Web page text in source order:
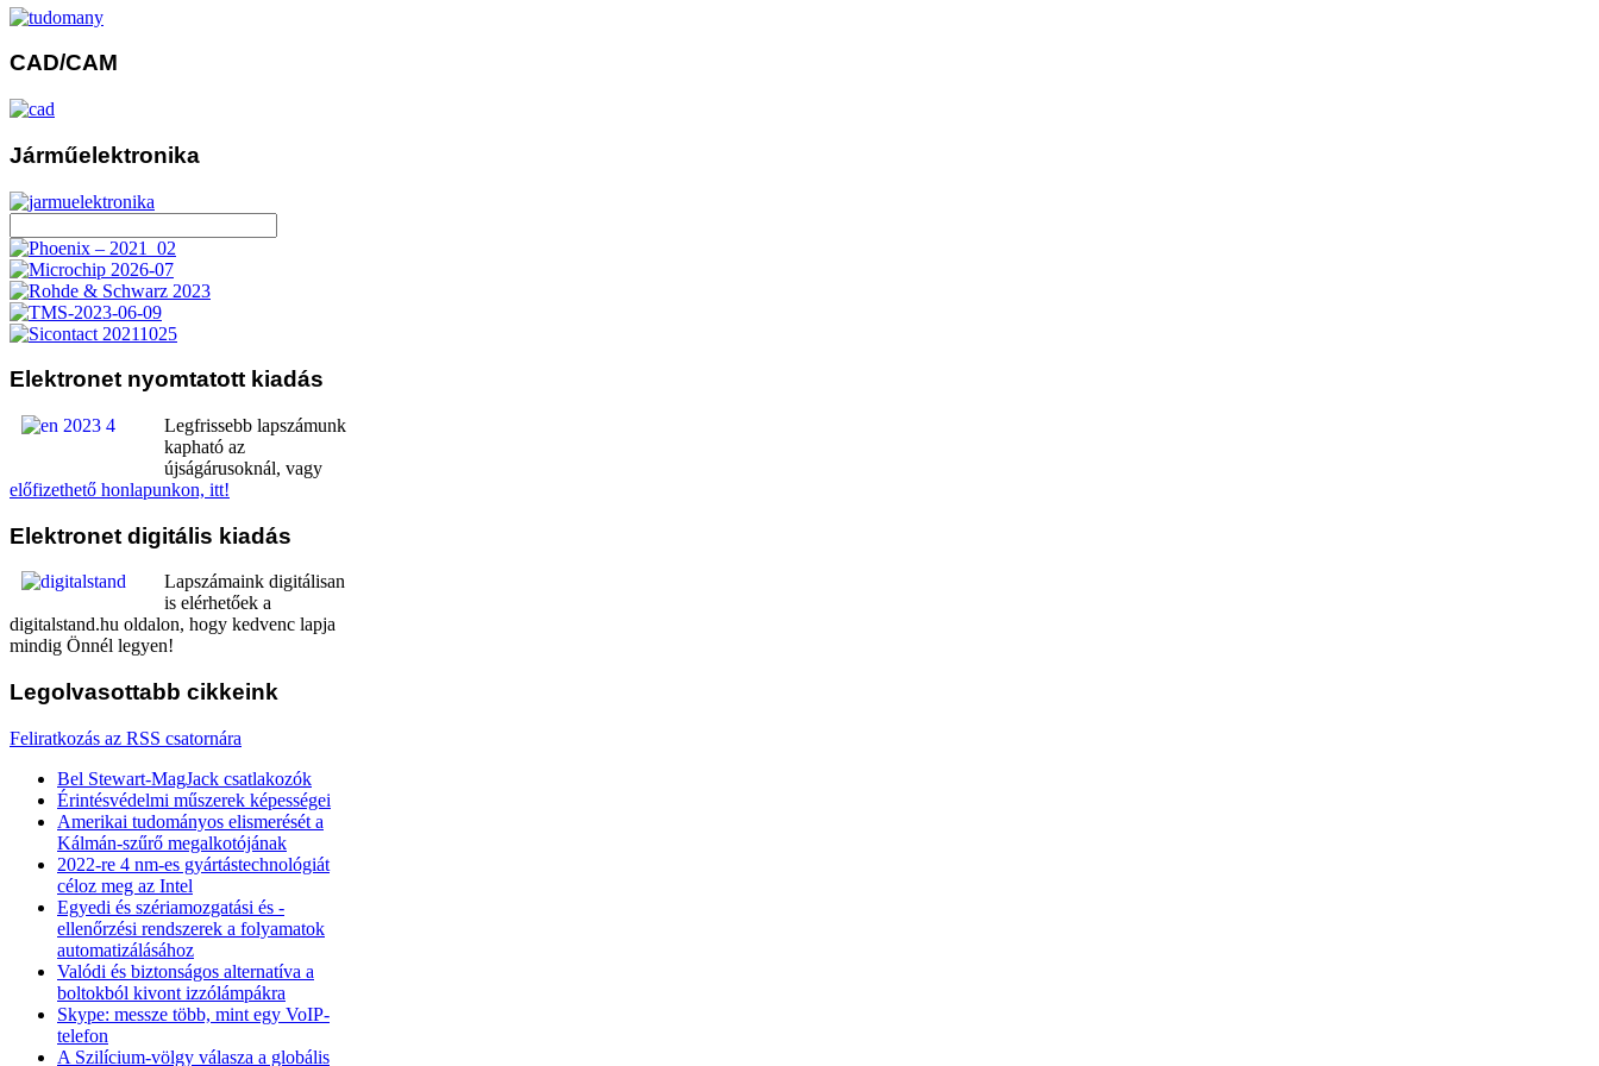
CAD/CAM
Járműelektronika
Elektronet nyomtatott kiadás
Legfrissebb lapszámunk
kapható az
újságárusoknál, vagy
előfizethető honlapunkon, itt!
Elektronet digitális kiadás
Lapszámaink digitálisan
is elérhetőek a
digitalstand.hu oldalon, hogy kedvenc lapja
mindig Önnél legyen!
Legolvasottabb cikkeink
Feliratkozás az RSS csatornára
Bel Stewart-MagJack csatlakozók
Érintésvédelmi műszerek képességei
Amerikai tudományos elismerését a
Kálmán-szűrő megalkotójának
2022-re 4 nm-es gyártástechnológiát
céloz meg az Intel
Egyedi és szériamozgatási és -
ellenőrzési rendszerek a folyamatok
automatizálásához
Valódi és biztonságos alternatíva a
boltokból kivont izzólámpákra
Skype: messze több, mint egy VoIP-
telefon
A Szilícium-völgy válasza a globális